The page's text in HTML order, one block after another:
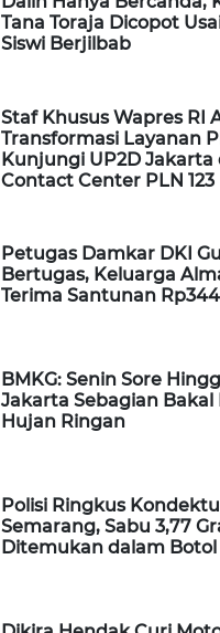
Tana Toraja Dicopot
Siswi Berjilbab
Staf Khusus Wapres RI
Transformasi Layanan
Kunjungi UP2D Jakarta
Contact Center PLN 123
Petugas Damkar DKI
Bertugas, Keluarga
Terima Santunan
BMKG: Senin Sore
Jakarta Sebagian Bakal
Hujan Ringan
Polisi Ringkus
Semarang, Sabu 3,77
Ditemukan dalam